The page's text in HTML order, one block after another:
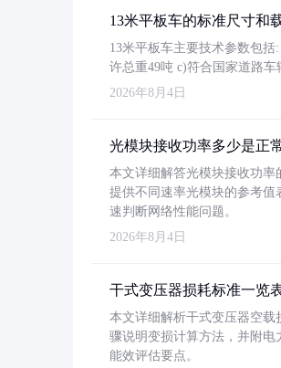
13米平板车的标准尺寸和
13米平板车主要技术参数包括
许总重49吨 c)符合国家道路
2026年8月4日
光模块接收功率多少是正
本文详细解答光模块接收功率
提供不同速率光模块的参考
速判断网络性能问题。
2026年8月4日
干式变压器损耗标准一览
本文详细解析干式变压器空载
骤说明变损计算方法，并附电
能效评估要点。